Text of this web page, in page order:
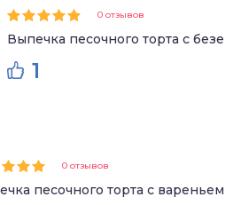
0 отзывов
Выпечка песочного торта с безе
1
0 отзывов
песочного торта с вареньем